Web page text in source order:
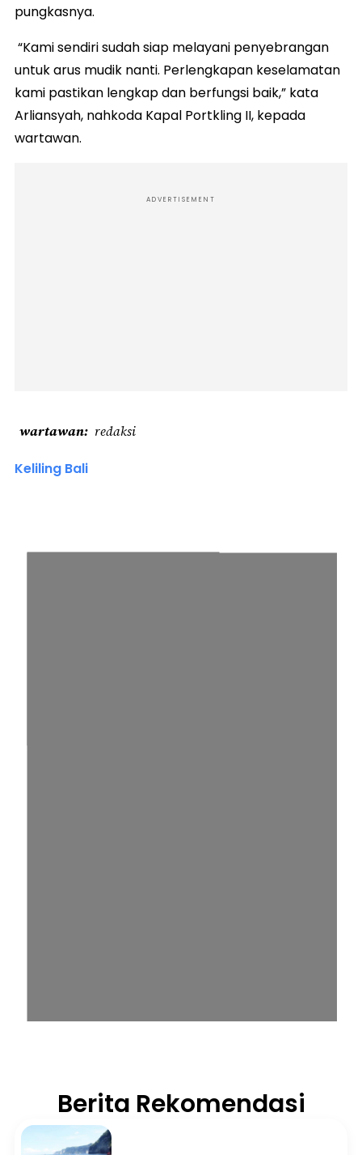
pungkasnya.
“Kami sendiri sudah siap melayani penyebrangan
untuk arus mudik nanti. Perlengkapan keselamatan
kami pastikan lengkap dan berfungsi baik,” kata
Arliansyah, nahkoda Kapal Portkling II, kepada
wartawan.
ADVERTISEMENT
wartawan redaksi
Keliling Bali
Berita Rekomendasi